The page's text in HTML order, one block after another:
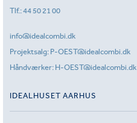
Tlf.:44 50 21 00
info@idealcombi.dk
Projektsalg: P-OEST@idealcombi.dk
Håndværker: H-OEST@idealcombi.dk
IDEALHUSET AARHUS